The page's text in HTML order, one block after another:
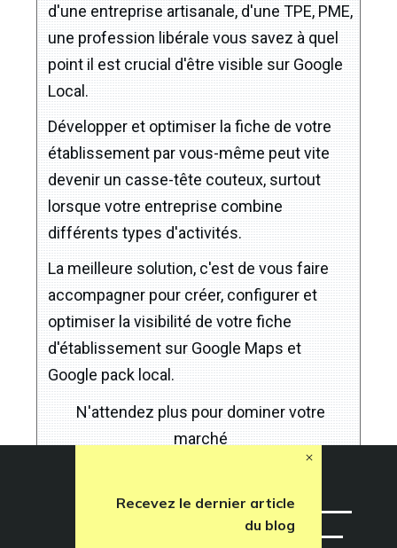
d'une entreprise artisanale, d'une TPE, PME,
une profession libérale vous savez à quel
point il est crucial d'être visible sur Google
Local.
Développer et optimiser la fiche de votre
établissement par vous-même peut vite
devenir un casse-tête couteux, surtout
lorsque votre entreprise combine
différents types d'activités.
La meilleure solution, c'est de vous faire
accompagner pour créer, configurer et
optimiser la visibilité de votre fiche
d'établissement sur Google Maps et
Google pack local.
N'attendez plus pour dominer votre
marché
Demandez un devis
Recevez le dernier article
du blog